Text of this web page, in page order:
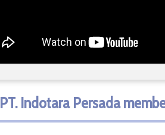
PT. Indotara Persada